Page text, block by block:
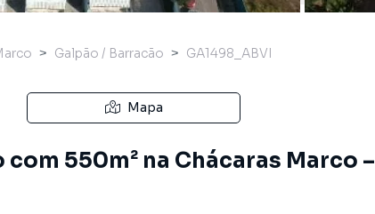
Galpão / Barracão GA1498_ABVI
Mapa
550m² na Chácaras Marco –